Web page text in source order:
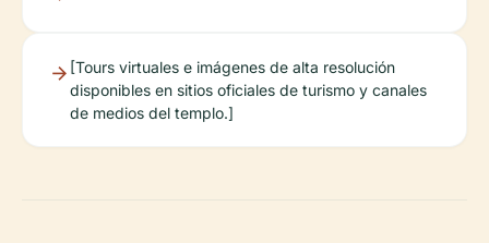
[Tours virtuales e imágenes de alta resolución
disponibles en sitios oficiales de turismo y canales
de medios del templo.]